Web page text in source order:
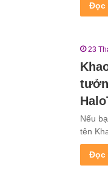
Đọc
23
Nếu
tên
Đọc